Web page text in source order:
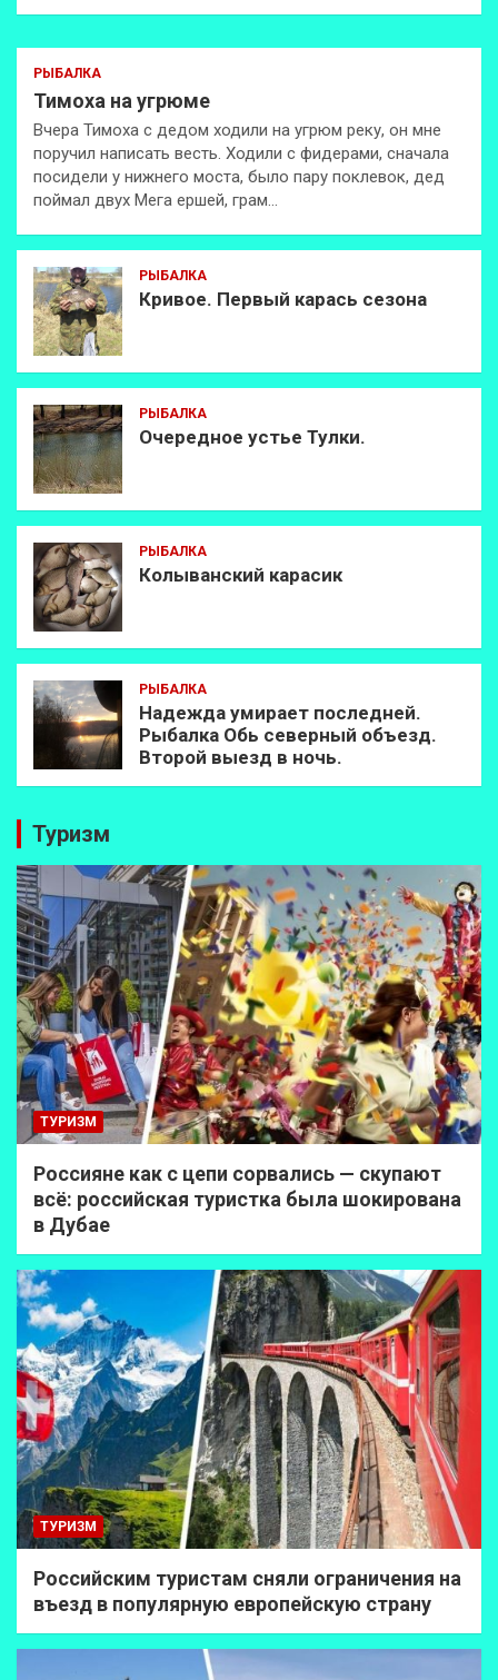
РЫБАЛКА
Тимоха на угрюме
Вчера Тимоха с дедом ходили на угрюм реку, он мне
поручил написать весть. Ходили с фидерами, сначала
посидели у нижнего моста, было пару поклевок, дед
поймал двух Мега ершей, грам…
РЫБАЛКА
Кривое. Первый карась сезона
РЫБАЛКА
Очередное устье Тулки.
РЫБАЛКА
Колыванский карасик
РЫБАЛКА
Надежда умирает последней.
Рыбалка Обь северный объезд.
Второй выезд в ночь.
Туризм
ТУРИЗМ
Россияне как с цепи сорвались — скупают
всё: российская туристка была шокирована
в Дубае
ТУРИЗМ
Российским туристам сняли ограничения на
въезд в популярную европейскую страну